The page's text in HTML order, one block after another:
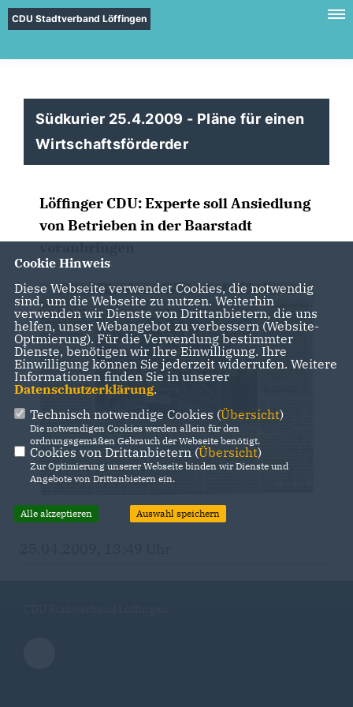
CDU Stadtverband Löffingen
Südkurier 25.4.2009 - Pläne für einen
Wirtschaftsförderder
Löffinger CDU: Experte soll Ansiedlung
von Betrieben in der Baarstadt
voranbringen
Cookie Hinweis
Diese Webseite verwendet Cookies, die notwendig
sind, um die Webseite zu nutzen. Weiterhin
verwenden wir Dienste von Drittanbietern, die uns
helfen, unser Webangebot zu verbessern (Website-
Optmierung). Für die Verwendung bestimmter
Dienste, benötigen wir Ihre Einwilligung. Ihre
Einwilligung können Sie jederzeit widerrufen. Weitere
Informationen finden Sie in unserer
Datenschutzerklärung.
Technisch notwendige Cookies (Übersicht)
Die notwendigen Cookies werden allein für den
ordnungsgemäßen Gebrauch der Webseite benötigt.
Cookies von Drittanbietern (Übersicht)
Zur Optimierung unserer Webseite binden wir Dienste und
Angebote von Drittanbietern ein.
Alle akzeptieren Auswahl speichern